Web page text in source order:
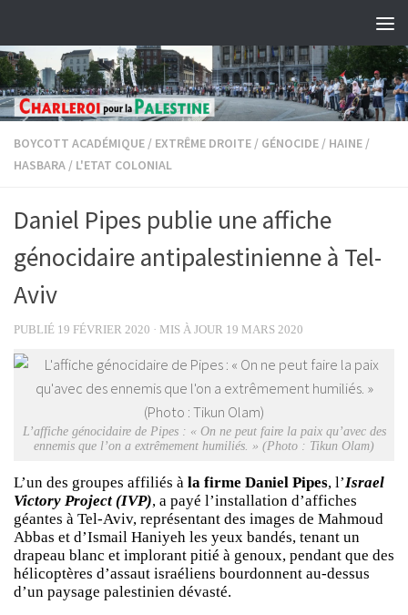
BOYCOTT ACADÉMIQUE / EXTRÊME DROITE / GÉNOCIDE / HAINE /
HASBARA / L'ETAT COLONIAL
Daniel Pipes publie une affiche
génocidaire antipalestinienne à Tel-
Aviv
PUBLIÉ 19 FÉVRIER 2020 · MIS À JOUR 19 MARS 2020
L’affiche génocidaire de Pipes : « On ne peut faire la paix qu’avec des
ennemis que l’on a extrêmement humiliés. » (Photo : Tikun Olam)
L’un des groupes affiliés à la firme Daniel Pipes, l’Israel
Victory Project (IVP), a payé l’installation d’affiches
géantes à Tel-Aviv, représentant des images de Mahmoud
Abbas et d’Ismail Haniyeh les yeux bandés, tenant un
drapeau blanc et implorant pitié à genoux, pendant que des
hélicoptères d’assaut israéliens bourdonnent au-dessus
d’un paysage palestinien dévasté.